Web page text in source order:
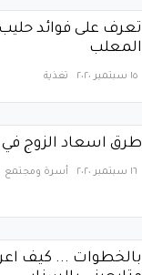
تعرف على فوائد
المعلب
١٥ سبتمبر ٢٠٢٠ تغذية
طرق اسعاد الزوج في
١٦ سبتمبر ٢٠٢٠ أسرة ومجتمع
بالخطوات ... كيف